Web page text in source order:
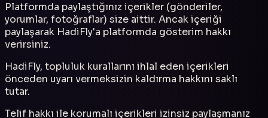
Platformda paylaştığınız içerikler (gönderiler,
yorumlar, fotoğraflar) size aittir. Ancak içeriği
paylaşarak HadiFly'a platformda gösterim hakkı
verirsiniz.
HadiFly, topluluk kurallarını ihlal eden içerikleri
önceden uyarı vermeksizin kaldırma hakkını saklı
tutar.
Telif hakkı ile korumalı içerikleri izinsiz paylaşmanız